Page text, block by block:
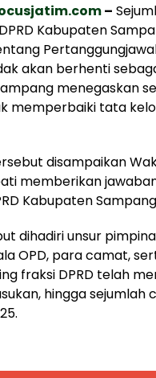
–
Kabupaten
akan berhenti
menegaskan
memperbaiki tata
disampaikan
memberikan
Kabupaten
dihadiri unsur
OPD, para camat,
fraksi DPRD telah
hingga